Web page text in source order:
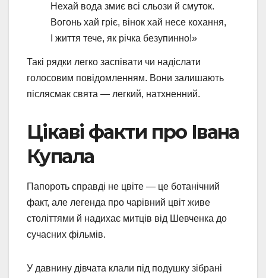
Нехай вода змиє всі сльози й смуток.
Вогонь хай гріє, вінок хай несе кохання,
І життя тече, як річка безупинно!»
Такі рядки легко заспівати чи надіслати
голосовим повідомленням. Вони залишають
післясмак свята — легкий, натхненний.
Цікаві факти про Івана
Купала
Папороть справді не цвіте — це ботанічний
факт, але легенда про чарівний цвіт живе
століттями й надихає митців від Шевченка до
сучасних фільмів.
У давнину дівчата клали під подушку зібрані